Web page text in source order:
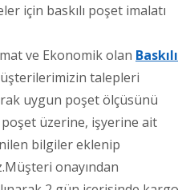
için baskılı poşet imalatı
ve Ekonomik olan Baskılı
talepleri
uygun poşet ölçüsünü
üzerine, işyerine ait
bilgiler eklenip
onayından